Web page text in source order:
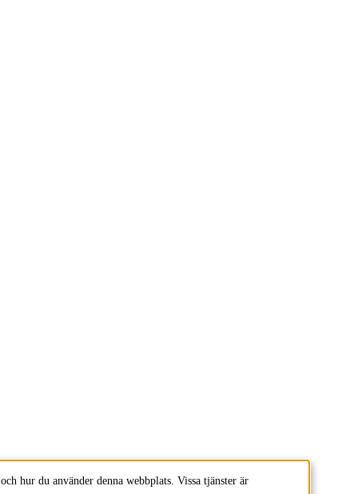
hur du använder denna webbplats. Vissa tjänster är